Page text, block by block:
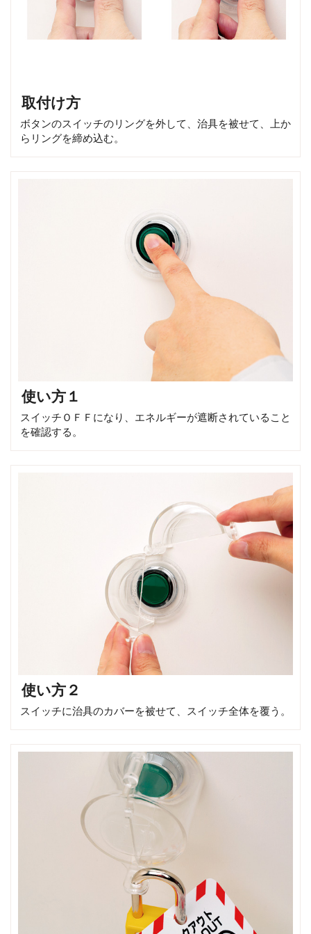
取付け方
ボタンのスイッチのリングを外して、治具を被せて、上か
らリングを締め込む。
使い方１
スイッチＯＦＦになり、エネルギーが遮断されていること
を確認する。
使い方２
スイッチに治具のカバーを被せて、スイッチ全体を覆う。